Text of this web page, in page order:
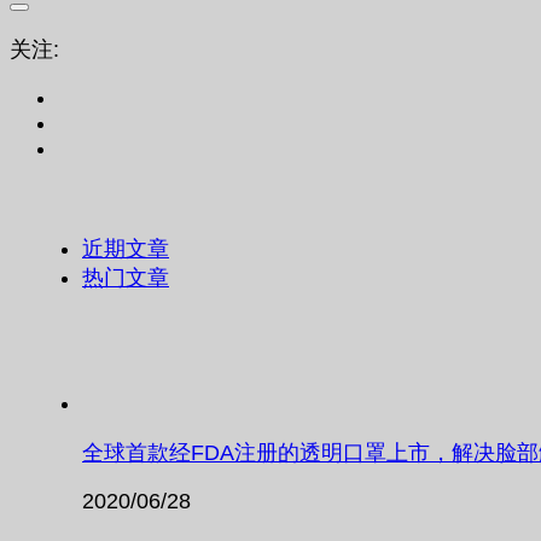
关注:
近期文章
热门文章
全球首款经FDA注册的透明口罩上市，解决脸
2020/06/28